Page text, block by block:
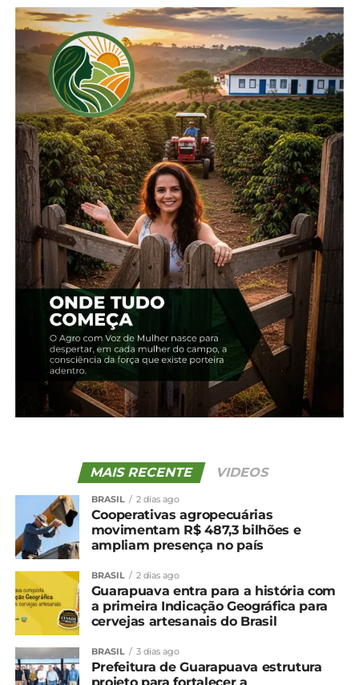
*Cepea
Compartilhe isso:
Facebook 18+
Relacionado
Boi: Negócios já chegam
à marca dos R$
330/arroba, indica Cepea
7 de novembro, 2024
Em "Brasil"
Boi: Demanda externa por
carne brasileira segue
intensa
10 de julho, 2025
Em "Brasil"
Boi: Reajustes de
setembro compensam
perdas do ano
3 de outubro, 2024
Em "Brasil"
TÓPICOS RELACIONADOS:
Maioria das frutas e hortaliças registram
preços mais baixos no atacado
NÃO PERCA
Operação Rei do Gado: Receita apura
sonegação de quase R$ 1 bi em venda de
gado
MAIS RECENTE VIDEOS
BRASIL 2 dias ago
Cooperativas agropecuárias
movimentam R$ 487,3 bilhões e
ampliam presença no país
BRASIL 2 dias ago
Guarapuava entra para a história com
a primeira Indicação Geográfica para
cervejas artesanais do Brasil
BRASIL 3 dias ago
Prefeitura de Guarapuava estrutura